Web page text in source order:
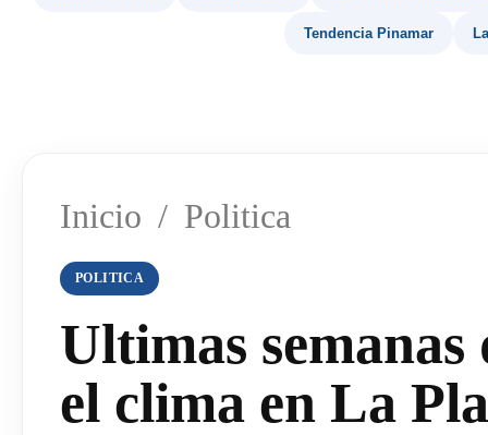
Tendencia Pinamar
Inicio / Politica
POLITICA
Ultimas semanas
el clima en La